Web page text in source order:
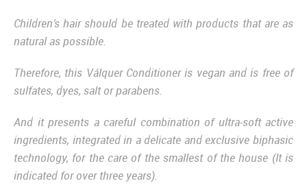
Children’s hair should be treated with products that are as
natural as possible.
Therefore, this Válquer Conditioner is vegan and is free of
sulfates, dyes, salt or parabens.
And it presents a careful combination of ultra-soft active
ingredients, integrated in a delicate and exclusive biphasic
technology, for the care of the smallest of the house (It is
indicated for over three years).